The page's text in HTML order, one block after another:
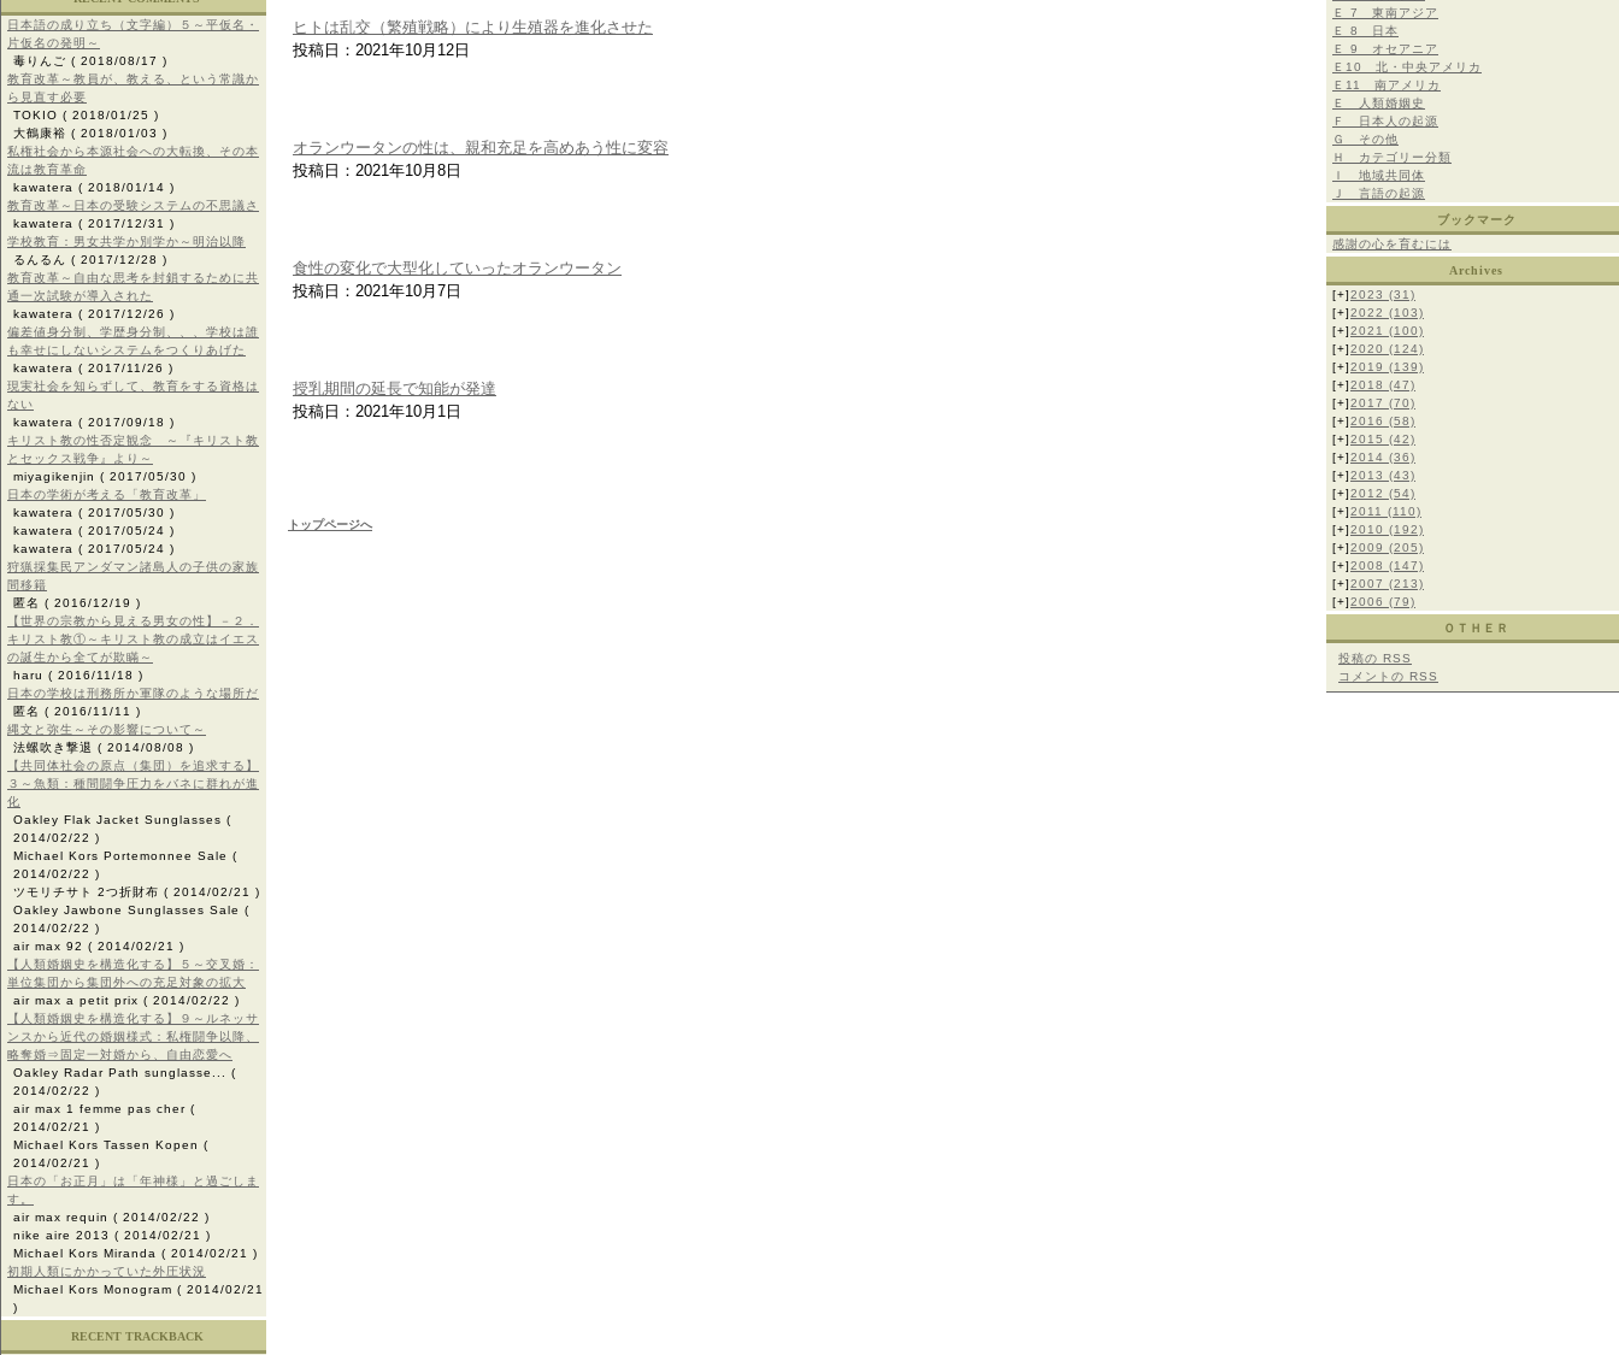
日本語の成り立ち（文字編）５～平仮名・
片仮名の発明～
毒りんご ( 2018/08/17 )
教育改革～教員が、教える、という常識か
ら見直す必要
TOKIO ( 2018/01/25 )
大鶴康裕 ( 2018/01/03 )
私権社会から本源社会への大転換、その本
流は教育革命
kawatera ( 2018/01/14 )
教育改革～日本の受験システムの不思議さ
kawatera ( 2017/12/31 )
学校教育：男女共学か別学か～明治以降
るんるん ( 2017/12/28 )
教育改革～自由な思考を封鎖するために共
通一次試験が導入された
kawatera ( 2017/12/26 )
偏差値身分制、学歴身分制、、、学校は誰
も幸せにしないシステムをつくりあげた
kawatera ( 2017/11/26 )
現実社会を知らずして、教育をする資格は
ない
kawatera ( 2017/09/18 )
キリスト教の性否定観念 ～『キリスト教
とセックス戦争』より～
miyagikenjin ( 2017/05/30 )
日本の学術が考える「教育改革」
kawatera ( 2017/05/30 )
kawatera ( 2017/05/24 )
kawatera ( 2017/05/24 )
狩猟採集民アンダマン諸島人の子供の家族
間移籍
匿名 ( 2016/12/19 )
【世界の宗教から見える男女の性】－２．
キリスト教①～キリスト教の成立はイエス
の誕生から全てが欺瞞～
haru ( 2016/11/18 )
日本の学校は刑務所か軍隊のような場所だ
匿名 ( 2016/11/11 )
縄文と弥生～その影響について～
法螺吹き撃退 ( 2014/08/08 )
【共同体社会の原点（集団）を追求する】
３～魚類：種間闘争圧力をバネに群れが進
化
Oakley Flak Jacket Sunglasses (
2014/02/22 )
Michael Kors Portemonnee Sale (
2014/02/22 )
ツモリチサト 2つ折財布 ( 2014/02/21 )
Oakley Jawbone Sunglasses Sale (
2014/02/22 )
air max 92 ( 2014/02/21 )
【人類婚姻史を構造化する】５～交叉婚：
単位集団から集団外への充足対象の拡大
air max a petit prix ( 2014/02/22 )
【人類婚姻史を構造化する】９～ルネッサ
ンスから近代の婚姻様式：私権闘争以降、
略奪婚⇒固定一対婚から、自由恋愛へ
Oakley Radar Path sunglasse... (
2014/02/22 )
air max 1 femme pas cher (
2014/02/21 )
Michael Kors Tassen Kopen (
2014/02/21 )
日本の「お正月」は「年神様」と過ごしま
す。
air max requin ( 2014/02/22 )
nike aire 2013 ( 2014/02/21 )
Michael Kors Miranda ( 2014/02/21 )
初期人類にかかっていた外圧状況
Michael Kors Monogram ( 2014/02/21
)
RECENT TRACKBACK
ヒトは乱交（繁殖戦略）により生殖器を進化させた
投稿日：2021年10月12日
オランウータンの性は、親和充足を高めあう性に変容
投稿日：2021年10月8日
食性の変化で大型化していったオランウータン
投稿日：2021年10月7日
授乳期間の延長で知能が発達
投稿日：2021年10月1日
トップページへ
Ｅ 7 東南アジア
Ｅ 8 日本
Ｅ 9 オセアニア
Ｅ10 北・中央アメリカ
Ｅ11 南アメリカ
Ｅ 人類婚姻史
Ｆ 日本人の起源
Ｇ その他
Ｈ カテゴリー分類
Ｉ 地域共同体
Ｊ 言語の起源
ブックマーク
感謝の心を育むには
Archives
[+]2023 (31)
[+]2022 (103)
[+]2021 (100)
[+]2020 (124)
[+]2019 (139)
[+]2018 (47)
[+]2017 (70)
[+]2016 (58)
[+]2015 (42)
[+]2014 (36)
[+]2013 (43)
[+]2012 (54)
[+]2011 (110)
[+]2010 (192)
[+]2009 (205)
[+]2008 (147)
[+]2007 (213)
[+]2006 (79)
ＯＴＨＥＲ
投稿の RSS
コメントの RSS